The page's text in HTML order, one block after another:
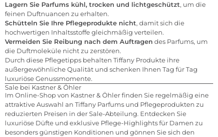
Lagern Sie Parfums kühl, trocken und lichtgeschützt, um die
feinen Duftnuancen zu erhalten.
Schütteln Sie Ihre Pflegeprodukte nicht, damit sich die
hochwertigen Inhaltsstoffe gleichmäßig verteilen.
Vermeiden Sie Reibung nach dem Auftragen des Parfums, um
die Duftmoleküle nicht zu zerstören.
Durch diese Pflegetipps behalten Tiffany Produkte ihre
außergewöhnliche Qualität und schenken Ihnen Tag für Tag
luxuriöse Genussmomente.
Sale bei Kastner & Öhler
Im Online-Shop von Kastner & Öhler finden Sie regelmäßig eine
attraktive Auswahl an Tiffany Parfums und Pflegeprodukten zu
reduzierten Preisen in der Sale-Abteilung. Entdecken Sie
luxuriöse Düfte und exklusive Pflege-Highlights für Damen zu
besonders günstigen Konditionen und gönnen Sie sich den